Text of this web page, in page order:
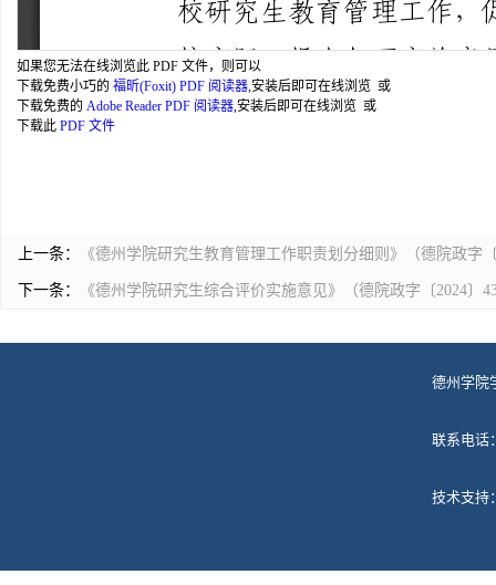
如果您无法在线浏览此 PDF 文件，则可以
下载免费小巧的 福昕(Foxit) PDF 阅读器,安装后即可在线浏览 或
下载免费的 Adobe Reader PDF 阅读器,安装后即可在线浏览 或
下载此 PDF 文件
上一条： 《德州学院研究生教育管理工作职责划分细则》（德院政字
下一条： 《德州学院研究生综合评价实施意见》（德院政字〔2024〕
德州学院
联系电话
技术支持